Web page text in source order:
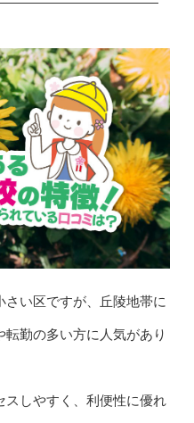
い区ですが、丘陵地帯に
勤の多い方に人気があり
スしやすく、利便性に優れ